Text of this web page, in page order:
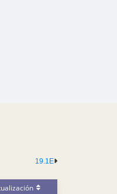
19.1E